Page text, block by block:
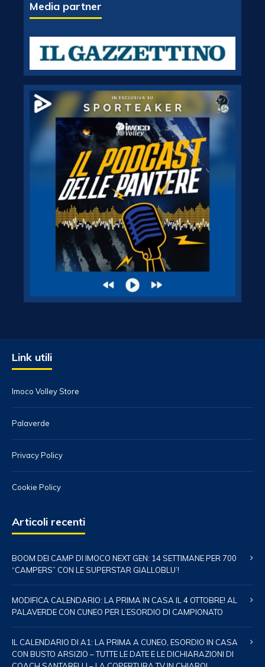
Media partner
Link utili
Imoco Volley Store
Palaverde
Privacy Policy
Cookie Policy
Articoli recenti
BOOM DEI CAMP DI IMOCO NEXT GEN: 14 SETTIMANE PER 700
“CAMPERS” CON LE SUPERSTAR GIALLOBLU’!
MODIFICA CALENDARIO: LA PRIMA IN CASA IL 4 OTTOBRE! AL
PALAVERDE CON CUNEO PER L’ESORDIO DI CAMPIONATO
IL CALENDARIO DI A1: LA PRIMA A CUNEO, ESORDIO IN CASA
CON BUSTO ARSIZIO – TUTTE LE DATE E LE DICHIARAZIONI DI